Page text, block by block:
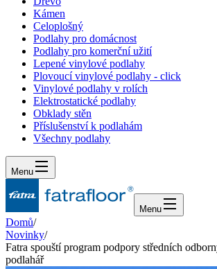
Kámen
Celoplošný
Podlahy pro domácnost
Podlahy pro komerční užití
Lepené vinylové podlahy
Plovoucí vinylové podlahy - click
Vinylové podlahy v rolích
Elektrostatické podlahy
Obklady stěn
Příslušenství k podlahám
Všechny podlahy
Menu
Menu
Domů/
Novinky/
Fatra spouští program podpory středních
podlahář